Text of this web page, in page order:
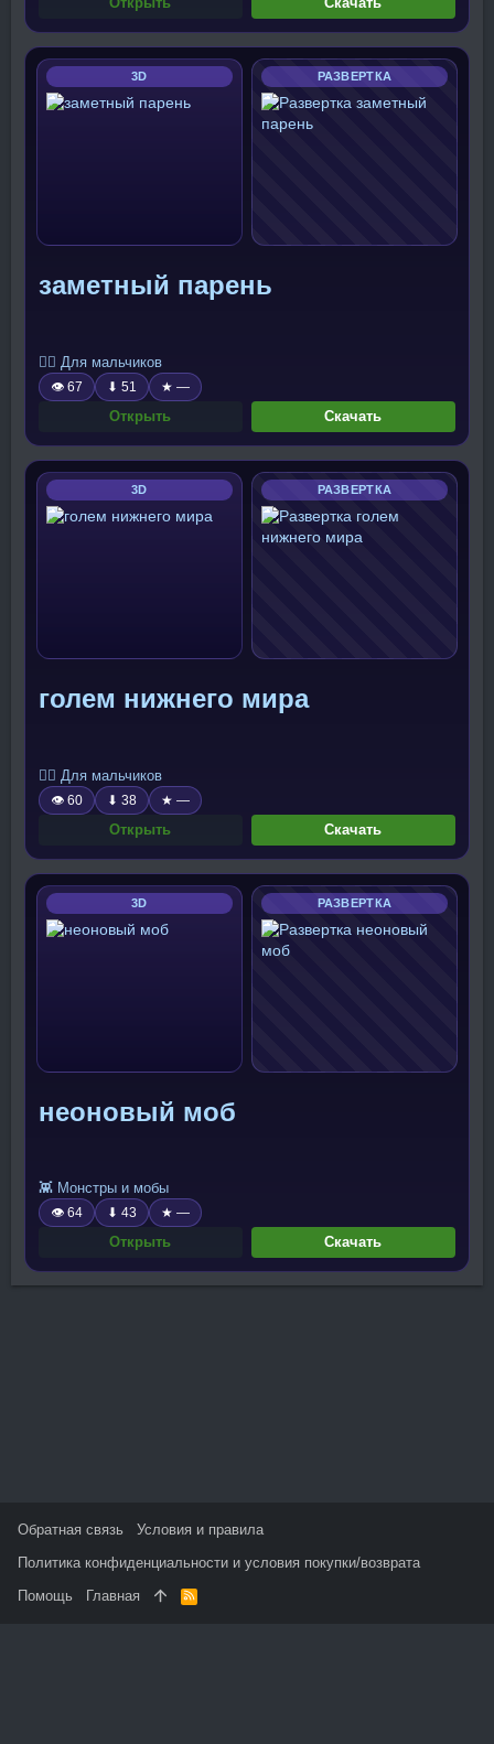
3D РАЗВЕРТКА
заметный парень
🧍‍♂️ Для мальчиков
👁 67 ⬇ 51 ★ —
Открыть Скачать
3D РАЗВЕРТКА
голем нижнего мира
🧍‍♂️ Для мальчиков
👁 60 ⬇ 38 ★ —
Открыть Скачать
3D РАЗВЕРТКА
неоновый моб
👾 Монстры и мобы
👁 64 ⬇ 43 ★ —
Открыть Скачать
Обратная связь
Условия и правила
Политика конфиденциальности и условия покупки/возврата
Помощь
Главная
R